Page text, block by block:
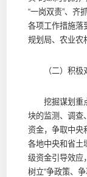
“一岗双责”、齐
各项工作措施落
规划局、农业农
（二）积极
挖掘谋划重点
块的监测、调查
资金，争取中央
各地中央和省土
级资金引导效应
树立“争政策、